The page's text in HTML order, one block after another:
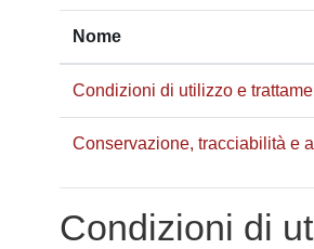
Nome
Condizioni di utilizzo e
Conservazione, tracciabilità e
Condizioni di